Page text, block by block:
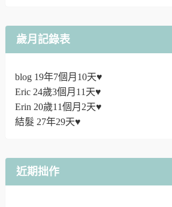
歲月記錄表
blog 19年7個月10天♥
Eric 24歲3個月11天♥
Erin 20歲11個月2天♥
結髮 27年29天♥
近期拙作